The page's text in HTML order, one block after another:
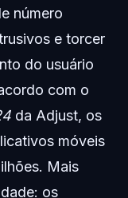
número
e torcer
do usuário
com o
da Adjust, os
móveis
Mais
os